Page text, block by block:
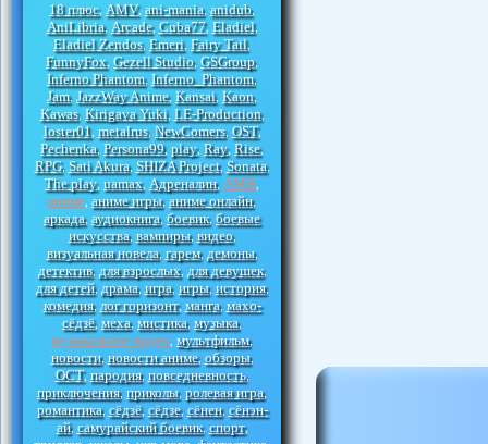
18 плюс, AMV, ani-mania, anidub,
AniLibria, Arcade, Cuba77, Eladiel,
Eladiel Zendos, Emeri, Fairy Tail,
FunnyFox, Gezell Studio, GSGroup,
Inferno Phantom, Inferno_Phantom,
Jam, JazzWay Anime, Kansai, Kaon,
Kawas, Kirigava Yuki, LE-Production,
loster01, metalrus, NewComers, OST,
Pechenka, Persona99, play, Ray, Rise,
RPG, Sati Akura, SHIZA Project, Sonata,
The play, uamax, Адреналин, АМВ
аниме аниме игры, аниме онлайн,
аркада, аудиокнига, боевик, боевые
искусства, вампиры, видео,
визуальная новела, гарем, демоны,
детектив, для взрослых, для девушек,
для детей, драма, игра, игры, история,
комедия, лог горизонт, манга, махо-
сёдзё, меха, мистика, музыка,
музыкальное видео мультфильм,
новости, новости аниме, обзоры,
ОСТ, пародия, повседневность,
приключения, приколы, ролевая игра,
романтика, сёдзё, сёдзе, сёнен, сёнэн-
ай, самурайский боевик, спорт,